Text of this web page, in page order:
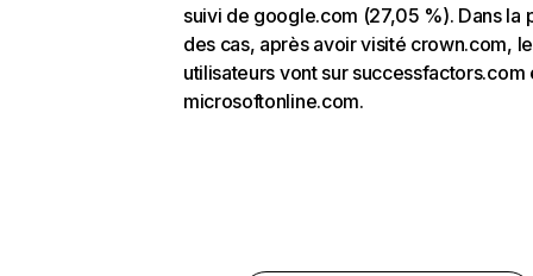
suivi de google.com (27,05 %). Dans la
des cas, après avoir visité crown.com,
utilisateurs vont sur successfactors.com
microsoftonline.com.